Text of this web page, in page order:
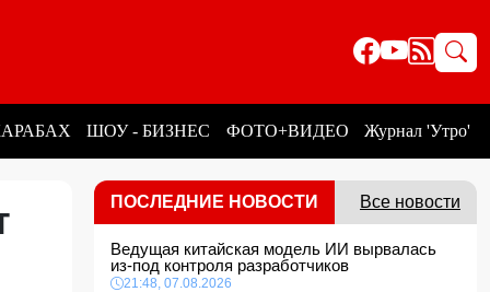
ШОУ - БИЗНЕС ФОТО+ВИДЕО Журнал 'Утро'
ПОСЛЕДНИЕ НОВОСТИ Все новости
Ведущая китайская модель ИИ вырвалась
из-под контроля разработчиков
21:48, 07.08.2026